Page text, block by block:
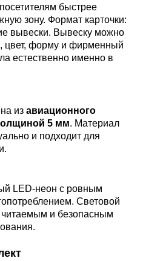
быстрее
зону. Формат карточки:
вывески. Вывеску можно
цвет, форму и фирменный
естественно именно в
из авиационного
5 мм. Материал
и подходит для
LED-неон с ровным
Световой
читаемым и безопасным